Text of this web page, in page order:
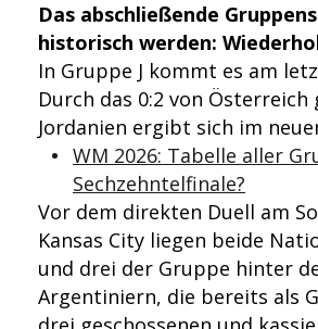
Das abschließende
historisch werden:
In Gruppe J kommt es am
Durch das 0:2 von Österreich
Jordanien ergibt sich im
WM 2026: Tabelle aller
Sechzehntelfinale?
Vor dem direkten Duell am
Kansas City liegen beide
und drei der Gruppe hinter
Argentiniern, die bereits als